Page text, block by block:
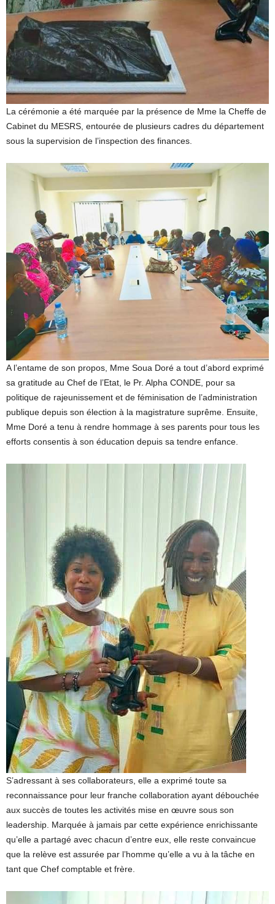
La cérémonie a été marquée par la présence de Mme la Cheffe de
Cabinet du MESRS, entourée de plusieurs cadres du département
sous la supervision de l’inspection des finances.
A l’entame de son propos, Mme Soua Doré a tout d’abord exprimé
sa gratitude au Chef de l’Etat, le Pr. Alpha CONDE, pour sa
politique de rajeunissement et de féminisation de l’administration
publique depuis son élection à la magistrature suprême. Ensuite,
Mme Doré a tenu à rendre hommage à ses parents pour tous les
efforts consentis à son éducation depuis sa tendre enfance.
S’adressant à ses collaborateurs, elle a exprimé toute sa
reconnaissance pour leur franche collaboration ayant débouchée
aux succès de toutes les activités mise en œuvre sous son
leadership. Marquée à jamais par cette expérience enrichissante
qu’elle a partagé avec chacun d’entre eux, elle reste convaincue
que la relève est assurée par l’homme qu’elle a vu à la tâche en
tant que Chef comptable et frère.